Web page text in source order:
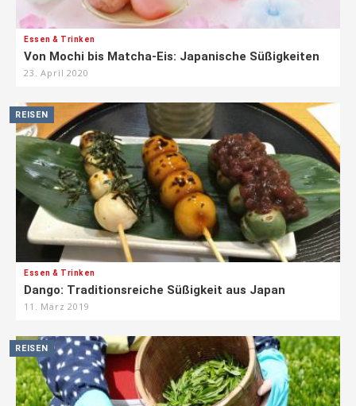
Essen & Trinken
Von Mochi bis Matcha-Eis: Japanische Süßigkeiten
23. April 2020
REISEN
Essen & Trinken
Dango: Traditionsreiche Süßigkeit aus Japan
11. März 2019
REISEN